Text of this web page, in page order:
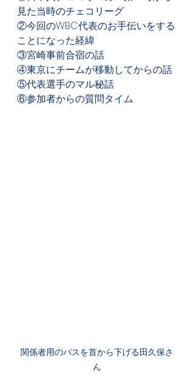
見た当時のチェコリーグ
②今回のWBC代表のお手伝いをする
ことになった経緯
③宮崎事前合宿の話
④東京にチームが移動してからの話
⑤代表選手のマル秘話
⑥参加者からの質問タイム
関係者用のパスを首から下げる田久保さ
ん